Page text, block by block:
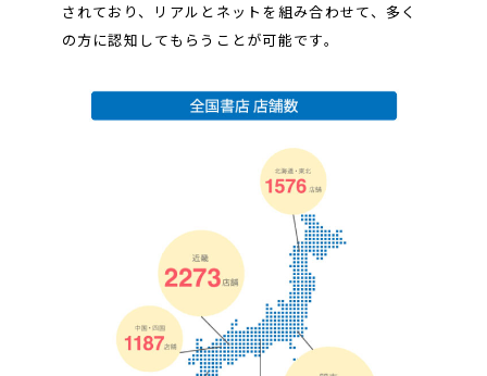
されており、リアルとネットを組み合わせて、多く
の方に認知してもらうことが可能です。